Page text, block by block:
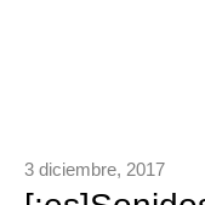
3 diciembre, 2017